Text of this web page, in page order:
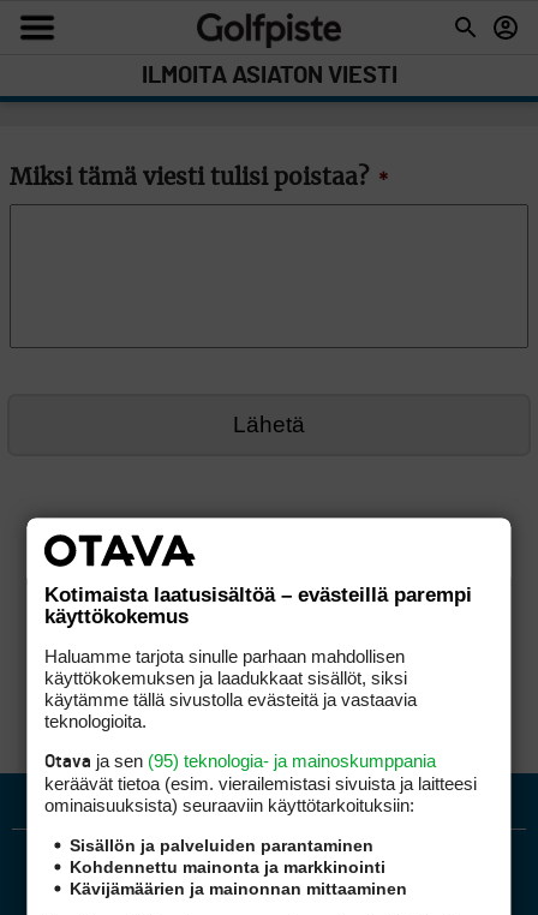
ILMOITA ASIATON VIESTI
Miksi tämä viesti tulisi poistaa? *
Kotimaista laatusisältöä – evästeillä parempi
käyttökokemus
Haluamme tarjota sinulle parhaan mahdollisen
käyttökokemuksen ja laadukkaat sisällöt, siksi
käytämme tällä sivustolla evästeitä ja vastaavia
teknologioita.
Otava ja sen (95) teknologia- ja mainoskumppania
keräävät tietoa (esim. vierailemis­tasi sivuista ja laitteesi
ominaisuuk­sista) seuraaviin käyttötarkoituksiin:
Sisällön ja palveluiden parantaminen
Kohdennettu mainonta ja markkinointi
Kävijämäärien ja mainonnan mittaaminen